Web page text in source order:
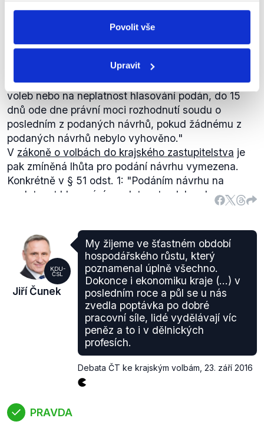
Povolit vše
Upravit
Zákon o krajíchv § 39 odst. 1 k uvádí: "Ustavující
zasedání nově zvoleného zastupitelstva svolává
návrhu soudu na neplatnost voleb nebo neplatnost
hlasování tak, aby se konalo do 15 dnů ode dne
uplynutí této lhůty, a jestliže byl návrh na neplatnost
voleb nebo na neplatnost hlasování podán, do 15
dnů ode dne právní moci rozhodnutí soudu o
posledním z podaných návrhů, pokud žádnému z
podaných návrhů nebylo vyhověno."
V zákoně o volbách do krajského zastupitelstva je
pak zmíněná lhůta pro podání návrhu vymezena.
Konkrétně v § 51 odst. 1: "Podáním návrhu na
neplatnost hlasování, neplatnost voleb nebo
neplatnost volby kandidáta se může domáhat
voličů ve volebním okrsku, kde byl člen
zastupitelstva kraje volen, jakož i každá politická
strana, politické hnutí nebo koalice, jejíž kandidátní
listina byla zaregistrována pro volby do tohoto
zastupitelstva, (dále jen "navrhovatel"). Návrh je
třeba podat nejpozději do 10 dnů po vyhlášení
výsledků voleb do zastupitelstev krajů Státní
Pokud tedy vezmeme nejrychlejší možné svolání
krajského zastupitelstva, je třeba počítat s
desetidenní lhůtou pro podání návrhu na stížnost
výsledky voleb 10. října. Tedy do 20. října běží lhůta
pro podání stížnosti.
KDU-
ČSL
Jiří Čunek
My žijeme ve šťastném období
hospodářského růstu, který
poznamenal úplně všechno.
Dokonce i ekonomiku kraje (...) v
posledním roce a půl se u nás
zvedla poptávka po dobré
pracovní síle, lidé vydělávají víc
peněz a to i v dělnických
profesích.
Debata ČT ke krajským volbám 23. září 2016
PRAVDA